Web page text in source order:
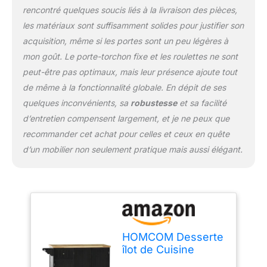
stabilité MONTAGE
FACILE, RAPIDE : Grâce à
la notice d'assemblage
illustrée fournie.
135L x 45l x 94,5H cm,
charge max.
recommandée : 50 kg
(au total), 8 kg (étagère),
3 kg (tiroir). Montage
nécessaire.
rencontré quelques soucis liés à la livraison des pièces,
les matériaux sont suffisamment solides pour justifier son
acquisition, même si les portes sont un peu légères à
mon goût. Le porte-torchon fixe et les roulettes ne sont
peut-être pas optimaux, mais leur présence ajoute tout
de même à la fonctionnalité globale. En dépit de ses
quelques inconvénients, sa robustesseet sa facilité
d’entretien compensent largement, et je ne peux que
recommander cet achat pour celles et ceux en quête
d’un mobilier non seulement pratique mais aussi élégant.
HOMCOM Desserte
îlot de Cuisine